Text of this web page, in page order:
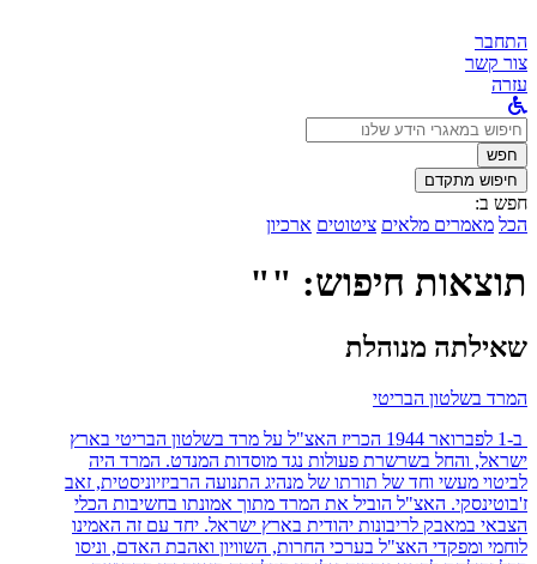
התחבר
צור קשר
עזרה
לחפש
ב:חפש
חיפוש מתקדם
חפש ב:
הכל מאמרים מלאים ציטוטים ארכיון
תוצאות חיפוש: ""
שאילתה מנוהלת
המרד בשלטון הבריטי
ב-1 לפברואר 1944 הכריז האצ"ל על מרד בשלטון הבריטי בארץ
ישראל, והחל בשרשרת פעולות נגד מוסדות המנדט. המרד היה
לביטוי מעשי וחד של תורתו של מנהיג התנועה הרביזיוניסטית, זאב
ז'בוטינסקי. האצ"ל הוביל את המרד מתוך אמונתו בחשיבות הכלי
הצבאי במאבק לריבונות יהודית בארץ ישראל. יחד עם זה האמינו
לוחמי ומפקדי האצ"ל בערכי החרות, השוויון ואהבת האדם, וניסו